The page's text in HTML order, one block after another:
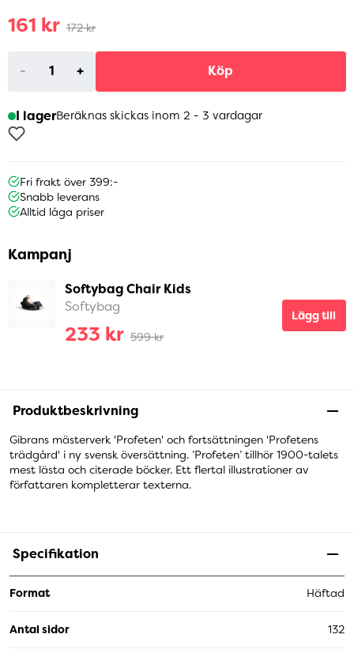
161 kr 172 kr
- + Köp
I lagerBeräknas skickas inom 2 - 3 vardagar
Fri frakt över 399:-
Snabb leverans
Alltid låga priser
Kampanj
Softybag Chair Kids
Softybag
233 kr 599 kr
Lägg till
Produktbeskrivning
Gibrans mästerverk 'Profeten' och fortsättningen 'Profetens
trädgård' i ny svensk översättning. ’Profeten’ tillhör 1900-talets
mest lästa och citerade böcker. Ett flertal illustrationer av
författaren kompletterar texterna.
Specifikation
Format Häftad
Antal sidor 132